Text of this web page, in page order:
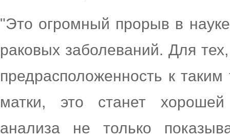
"Это огромный прорыв в
раковых заболеваний. Для
предрасположенность к
матки, это станет
анализа не только